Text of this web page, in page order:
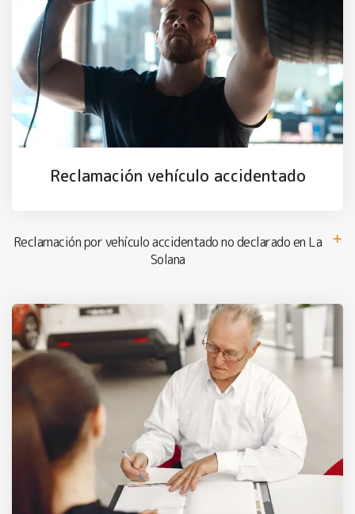
Reclamación vehículo accidentado
Reclamación por vehículo accidentado no declarado en La
Solana